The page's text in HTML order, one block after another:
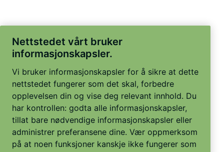
Nettstedet vårt bruker
informasjonskapsler.
nettstedet fungerer som det skal, forbedre
opplevelsen din og vise deg relevant innhold. Du
har kontrollen: godta alle informasjonskapsler,
tillat bare nødvendige informasjonskapsler eller
administrer preferansene dine. Vær oppmerksom
på at noen funksjoner kanskje ikke fungerer som
tiltenkt hvis bare nødvendige